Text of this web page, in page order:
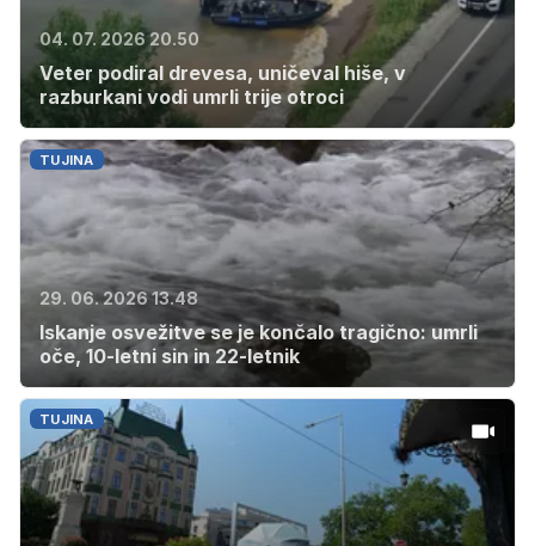
04. 07. 2026 20.50
Veter podiral drevesa, uničeval hiše, v
razburkani vodi umrli trije otroci
TUJINA
29. 06. 2026 13.48
Iskanje osvežitve se je končalo tragično: umrli
oče, 10-letni sin in 22-letnik
TUJINA